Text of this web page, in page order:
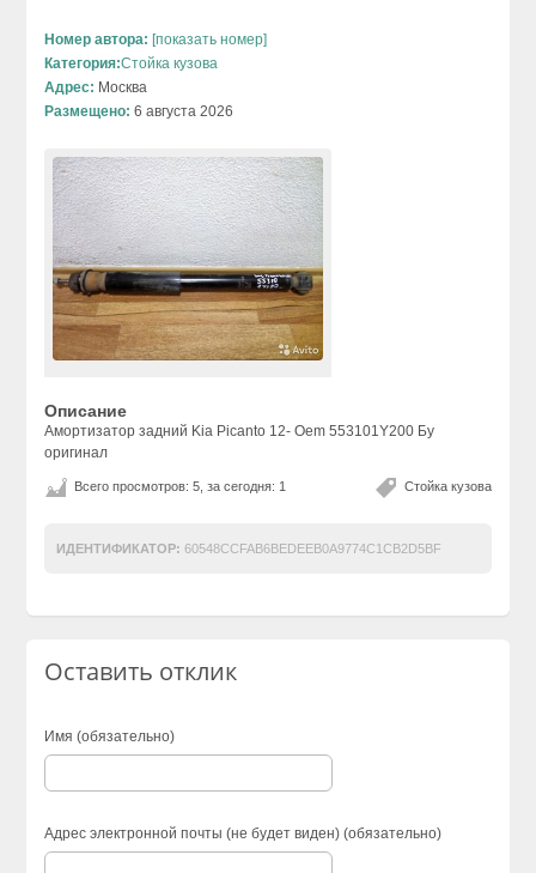
Номер автора: [показать номер]
Категория:Стойка кузова
Адрес: Москва
Размещено: 6 августа 2026
Описание
Амортизатор задний Kia Picanto 12- Oem 553101Y200 Бу
оригинал
Стойка кузова
Всего просмотров: 5, за сегодня: 1
ИДЕНТИФИКАТОР: 60548CCFAB6BEDEEB0A9774C1CB2D5BF
Оставить отклик
Имя (обязательно)
Адрес электронной почты (не будет виден) (обязательно)